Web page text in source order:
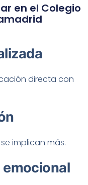
en el Colegio
directa con
implican más.